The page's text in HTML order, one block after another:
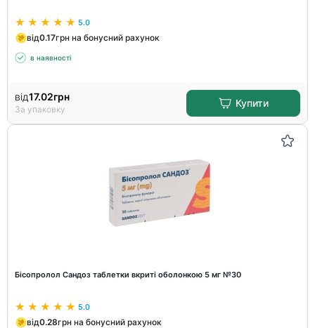
5.0
від0.17грн на бонусний рахунок
в наявності
від17.02грн
За упаковку
Купити
Бісопролол Сандоз таблетки вкриті оболонкою 5 мг №30
5.0
від0.28грн на бонусний рахунок